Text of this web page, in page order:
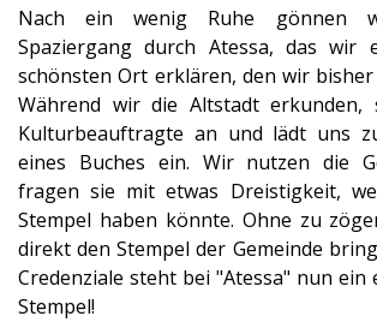
Nach ein wenig Ruhe gönnen
Spaziergang durch Atessa, das wir
schönsten Ort erklären, den wir
Während wir die Altstadt erkunden,
Kulturbeauftragte an und lädt uns
eines Buches ein. Wir nutzen die
fragen sie mit etwas Dreistigkeit,
Stempel haben könnte. Ohne zu
direkt den Stempel der Gemeinde
Credenziale steht bei "Atessa" nun
Stempel!